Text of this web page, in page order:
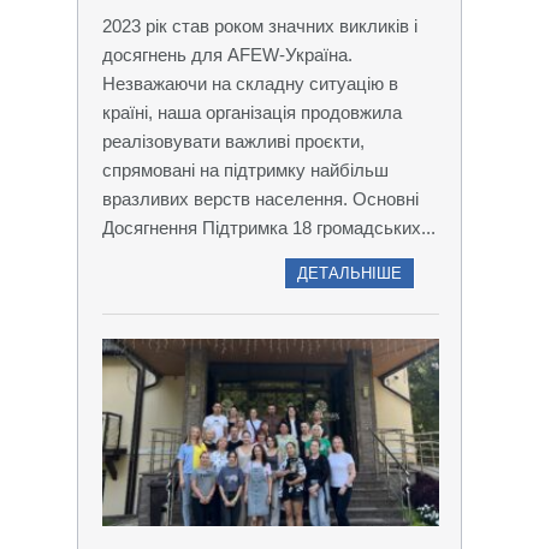
2023 рік став роком значних викликів і
досягнень для AFEW-Україна.
Незважаючи на складну ситуацію в
країні, наша організація продовжила
реалізовувати важливі проєкти,
спрямовані на підтримку найбільш
вразливих верств населення. Основні
Досягнення Підтримка 18 громадських...
ДЕТАЛЬНІШЕ